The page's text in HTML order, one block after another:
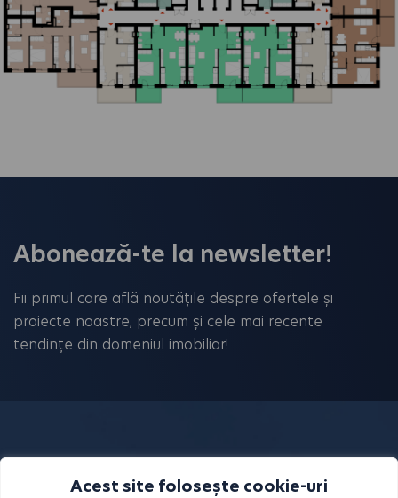
Acest site folosește cookie-uri
Abonează-te la newsletter!
Fii primul care află noutățile despre ofertele și
proiecte noastre, precum și cele mai recente
tendințe din domeniul imobiliar!